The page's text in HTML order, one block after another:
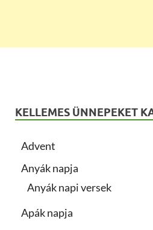
KELLEMES ÜNNEPEKET
Advent
Anyák napja
Anyák napi versek
Apák napja